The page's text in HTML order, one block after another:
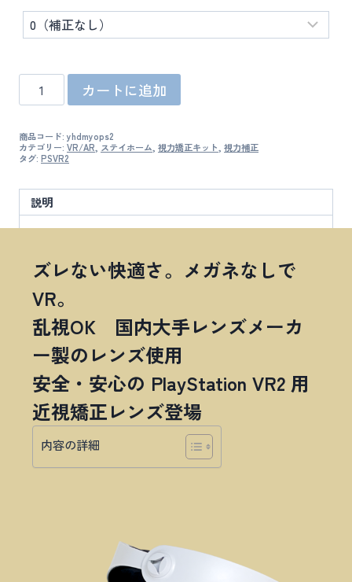
乱
オ
ー
ー
PSVR2
カートに追加
商品コード: yhdmyops2
カテゴリー: VR/AR, ステイホーム, 視力矯正キット, 視力補正
タグ: PSVR2
説明
ズレない快適さ。メガネなしで
VR。
乱視OK 国内大手レンズメーカ
ー製のレンズ使用
安全・安心の PlayStation VR2 用
近視矯正レンズ登場
内容の詳細